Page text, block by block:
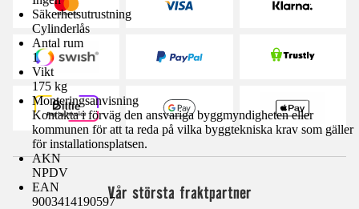
Säkerhetsutrustning
Cylinderlås
Antal rum
1
Vikt
175 kg
Monteringsanvisning
Kontakta i förväg den ansvariga byggmyndigheten eller
kommunen för att ta reda på vilka byggtekniska krav som gäller
för installationsplatsen.
AKN
NPDV
EAN
9003414190597Vår största fraktpartner